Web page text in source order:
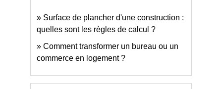
Surface de plancher d'une construction :
quelles sont les règles de calcul ?
Comment transformer un bureau ou un
commerce en logement ?